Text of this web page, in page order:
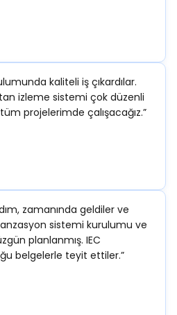
kaliteli iş çıkardılar.
izleme sistemi çok düzenli
projelerimde çalışacağız.”
zamanında geldiler ve
sistemi kurulumu ve
planlanmış. IEC
belgelerle teyit ettiler.”